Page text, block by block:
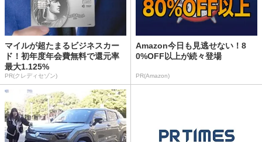
マイルが超たまるビジネスカー
ド！初年度年会費無料で還元率
最大1.125%
PR(クレディセゾン)
Amazon今日も見逃せない！8
0%OFF以上が続々登場
PR(Amazon)